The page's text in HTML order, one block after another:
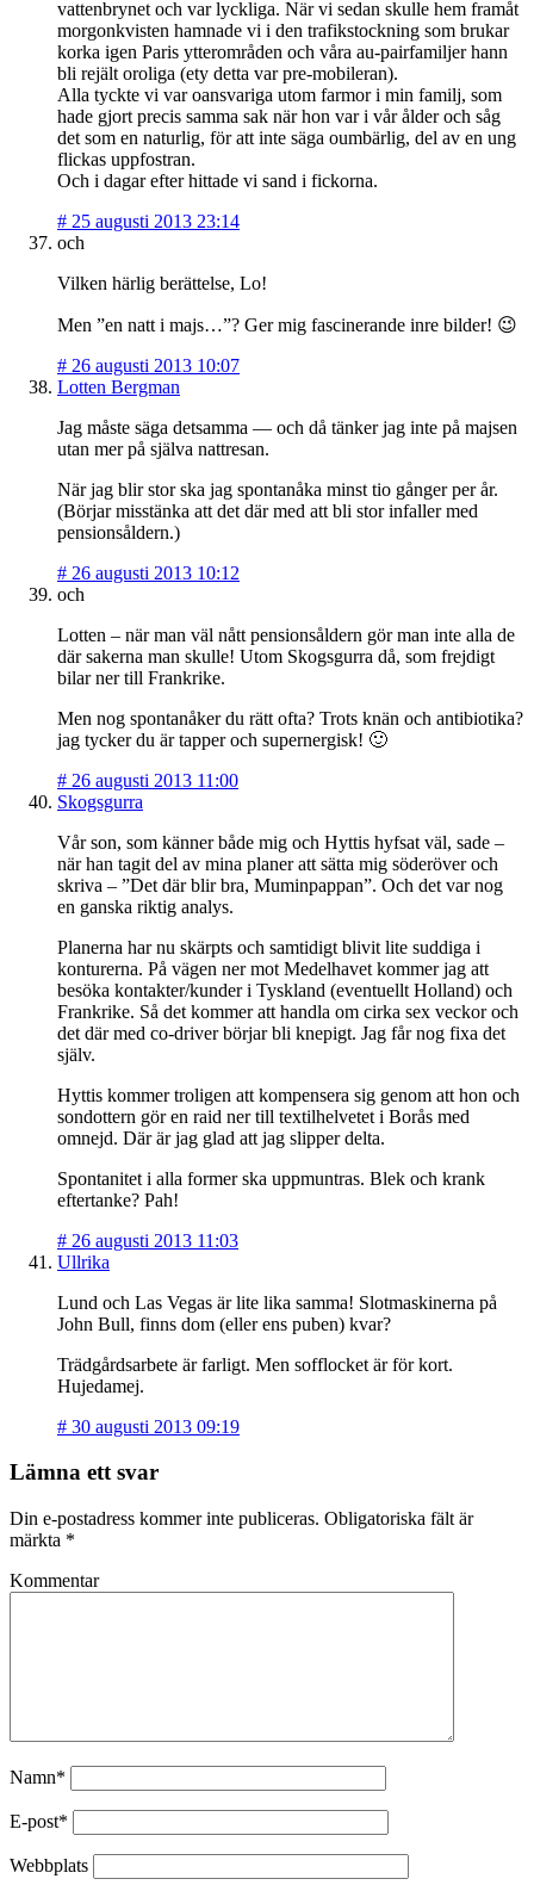
vattenbrynet och var lyckliga. När vi sedan skulle hem framåt
morgonkvisten hamnade vi i den trafikstockning som brukar
korka igen Paris ytterområden och våra au-pairfamiljer hann
bli rejält oroliga (ety detta var pre-mobileran).
Alla tyckte vi var oansvariga utom farmor i min familj, som
hade gjort precis samma sak när hon var i vår ålder och såg
det som en naturlig, för att inte säga oumbärlig, del av en ung
flickas uppfostran.
Och i dagar efter hittade vi sand i fickorna.
# 25 augusti 2013 23:14
och
Vilken härlig berättelse, Lo!
Men ”en natt i majs…”? Ger mig fascinerande inre bilder! 😉
# 26 augusti 2013 10:07
Lotten Bergman
Jag måste säga detsamma — och då tänker jag inte på majsen
utan mer på själva nattresan.
När jag blir stor ska jag spontanåka minst tio gånger per år.
(Börjar misstänka att det där med att bli stor infaller med
pensionsåldern.)
# 26 augusti 2013 10:12
och
Lotten – när man väl nått pensionsåldern gör man inte alla de
där sakerna man skulle! Utom Skogsgurra då, som frejdigt
bilar ner till Frankrike.
Men nog spontanåker du rätt ofta? Trots knän och antibiotika?
jag tycker du är tapper och supernergisk! 🙂
# 26 augusti 2013 11:00
Skogsgurra
Vår son, som känner både mig och Hyttis hyfsat väl, sade –
när han tagit del av mina planer att sätta mig söderöver och
skriva – ”Det där blir bra, Muminpappan”. Och det var nog
en ganska riktig analys.
Planerna har nu skärpts och samtidigt blivit lite suddiga i
konturerna. På vägen ner mot Medelhavet kommer jag att
besöka kontakter/kunder i Tyskland (eventuellt Holland) och
Frankrike. Så det kommer att handla om cirka sex veckor och
det där med co-driver börjar bli knepigt. Jag får nog fixa det
själv.
Hyttis kommer troligen att kompensera sig genom att hon och
sondottern gör en raid ner till textilhelvetet i Borås med
omnejd. Där är jag glad att jag slipper delta.
Spontanitet i alla former ska uppmuntras. Blek och krank
eftertanke? Pah!
# 26 augusti 2013 11:03
Ullrika
Lund och Las Vegas är lite lika samma! Slotmaskinerna på
John Bull, finns dom (eller ens puben) kvar?
Trädgårdsarbete är farligt. Men sofflocket är för kort.
Hujedamej.
# 30 augusti 2013 09:19
Lämna ett svar
Din e-postadress kommer inte publiceras. Obligatoriska fält är
märkta *
Kommentar
Namn*
E-post*
Webbplats